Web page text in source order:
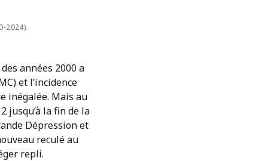
2024).
années 2000 a
et l’incidence
inégalée. Mais au
jusqu’à la fin de la
Dépression et
reculé au
repli.